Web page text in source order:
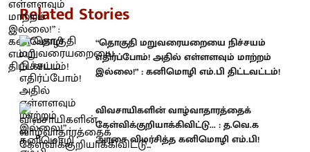
Related Stories
“தொகுதி மறுவரையறையை நிச்சயம்
எதிர்ப்போம்! அதில் எள்ளளவும் மாற்றம்
இல்லை!” : கனிமொழி எம்.பி திட்டவட்டம்!
விவசாயிகளின் வாழ்வாதாரத்தைக்
கேள்விக்குறியாக்கிவிட்டு... : த.வெ.க
அரசை விமர்சித்த கனிமொழி எம்.பி!